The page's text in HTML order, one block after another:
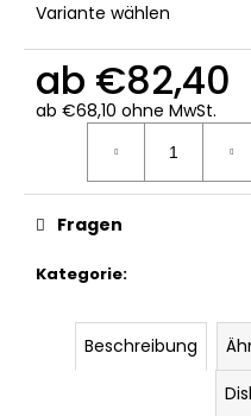
Variante wählen
ab €82,40
ab €68,10 ohne MwSt.
Kategorie:
Fragen
Beschreibung